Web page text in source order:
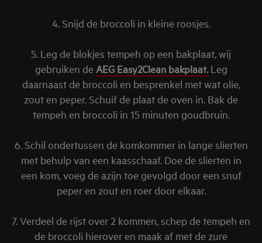
4. Snijd de broccoli in kleine roosjes.
5. Leg de blokjes tempeh op een bakplaat, wij
gebruiken de AEG Easy2Clean bakplaat.Leg
daarnaast de broccoli en besprenkel met wat olie,
zout en peper. Schuif de plaat de oven in. Bak de
tempeh en broccoli in 15 minuten goudbruin.
6. Schil ondertussen de komkommer in lange slierten
met behulp van een kaasschaaf. Doe de slierten in
een kom, voeg de azijn toe gevolgd door een snuf
peper en zout en roer door elkaar.
7. Verdeel de rijst over 2 kommen, schep de tempeh en
de broccoli hierover en maak af met de zure